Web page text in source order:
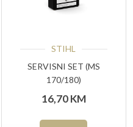
STIHL
SERVISNI SET (MS
170/180)
16,70KM